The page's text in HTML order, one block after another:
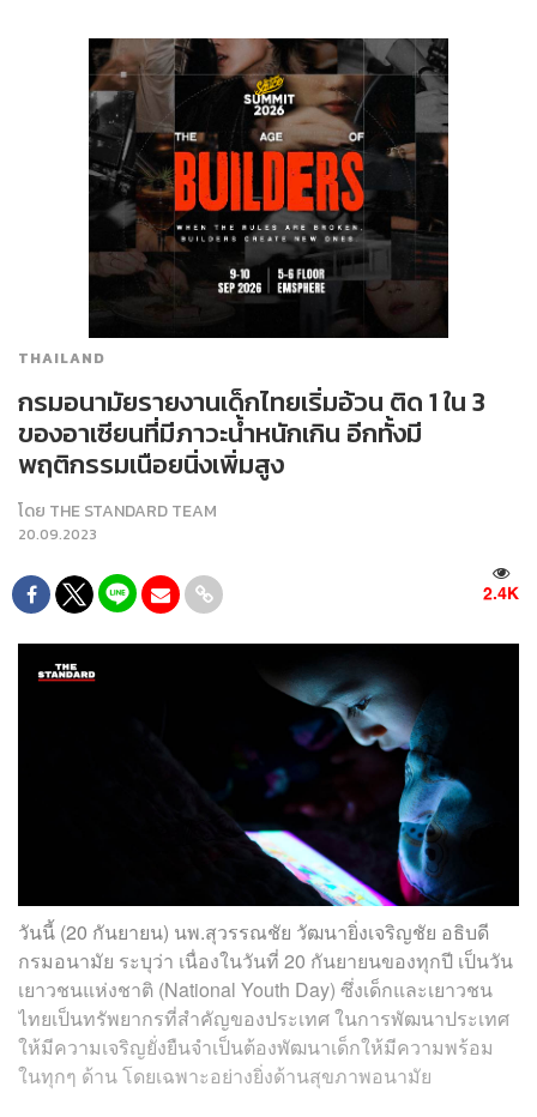
THAILAND
กรมอนามัยรายงานเด็กไทยเริ่มอ้วน ติด 1 ใน 3
ของอาเซียนที่มีภาวะน้ำหนักเกิน อีกทั้งมี
พฤติกรรมเนือยนิ่งเพิ่มสูง
โดย THE STANDARD TEAM
20.09.2023
2.4K
วันนี้ (20 กันยายน) นพ.สุวรรณชัย วัฒนายิ่งเจริญชัย อธิบดี
กรมอนามัย ระบุว่า เนื่องในวันที่ 20 กันยายนของทุกปี เป็นวัน
เยาวชนแห่งชาติ (National Youth Day) ซึ่งเด็กและเยาวชน
ไทยเป็นทรัพยากรที่สำคัญของประเทศ ในการพัฒนาประเทศ
ให้มีความเจริญยั่งยืนจำเป็นต้องพัฒนาเด็กให้มีความพร้อม
ในทุกๆ ด้าน โดยเฉพาะอย่างยิ่งด้านสุขภาพอนามัย